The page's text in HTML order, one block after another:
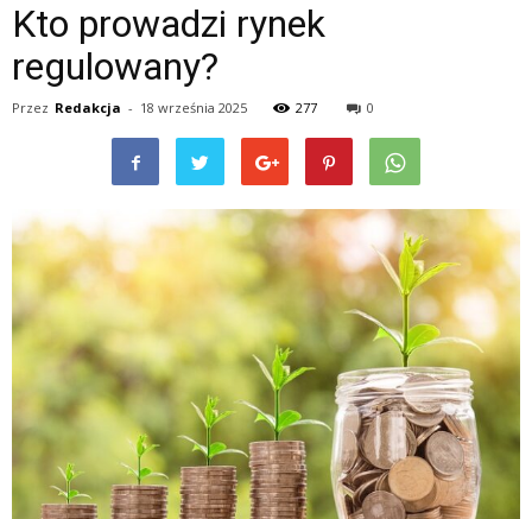
Kto prowadzi rynek
regulowany?
Przez Redakcja - 18 września 2025 277 0